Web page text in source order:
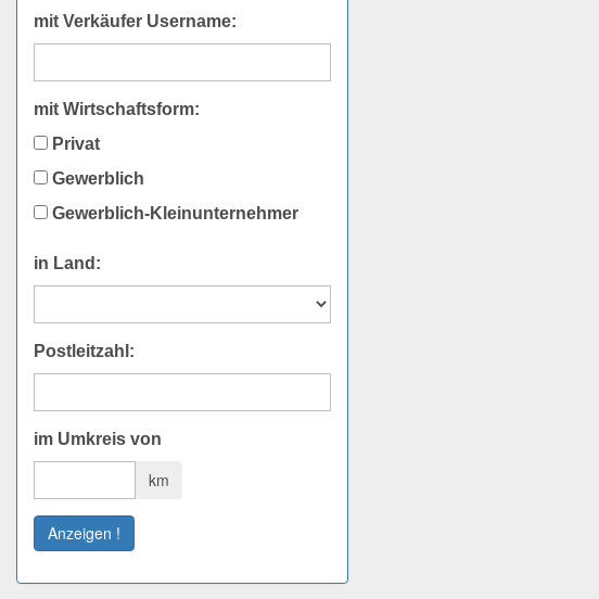
mit Verkäufer Username:
mit Wirtschaftsform:
Privat
Gewerblich
Gewerblich-Kleinunternehmer
in Land:
Postleitzahl:
im Umkreis von
km
Anzeigen !